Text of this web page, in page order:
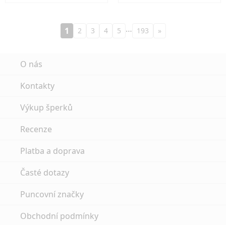
1 2 3 4 5 … 193 »
O nás
Kontakty
Výkup šperků
Recenze
Platba a doprava
Časté dotazy
Puncovní značky
Obchodní podmínky